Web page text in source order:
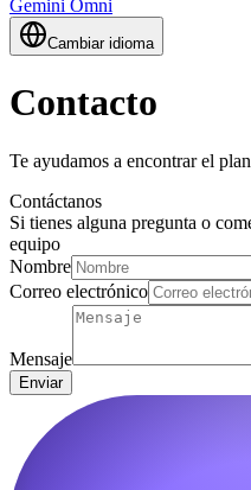
Gemini Omni
Cambiar idioma
Contacto
Te ayudamos a encontrar el
Contáctanos
Si tienes alguna pregunta o
equipo
Nombre
Correo electrónico
Mensaje
Enviar